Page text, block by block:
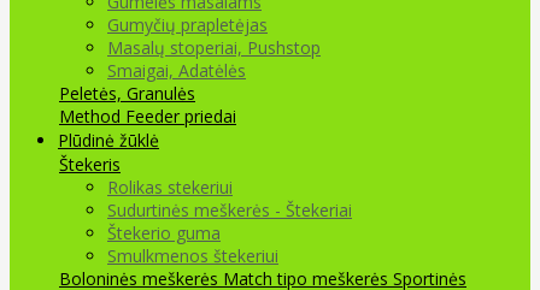
Gumyčių prapletėjas
Masalų stoperiai, Pushstop
Smaigai, Adatėlės
Peletės, Granulės
Method Feeder priedai
Plūdinė žūklė
Štekeris
Rolikas stekeriui
Sudurtinės meškerės - Štekeriai
Štekerio guma
Smulkmenos štekeriui
Boloninės meškerės Match tipo meškerės Sportinės